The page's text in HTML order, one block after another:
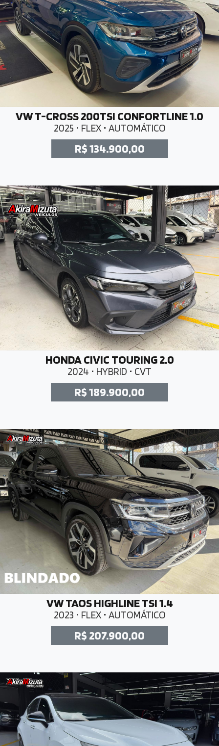
VW T-CROSS 200TSI CONFORTLINE 1.0
2025 • FLEX • AUTOMÁTICO
R$ 134.900,00
HONDA CIVIC TOURING 2.0
2024 • HYBRID • CVT
R$ 189.900,00
VW TAOS HIGHLINE TSI 1.4
2023 • FLEX • AUTOMÁTICO
R$ 207.900,00